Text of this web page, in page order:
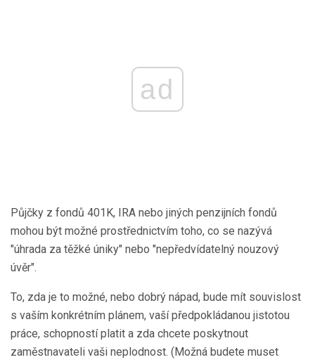
ad
Půjčky z fondů 401K, IRA nebo jiných penzijních fondů
mohou být možné prostřednictvím toho, co se nazývá
"úhrada za těžké úniky" nebo "nepředvídatelný nouzový
úvěr".
To, zda je to možné, nebo dobrý nápad, bude mít souvislost
s vaším konkrétním plánem, vaší předpokládanou jistotou
práce, schopností platit a zda chcete poskytnout
zaměstnavateli vaši neplodnost. (Možná budete muset